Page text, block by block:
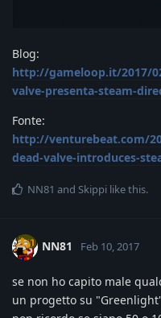
Blog:
http://gameloop.it/2017/
valve-presenta-steam-
Fonte:
http://venturebeat.com/
dead-valve-introduces-
NN81 and Skippi like this.
NN81 Feb 10, 2017
se non ho capito male
un progetto su